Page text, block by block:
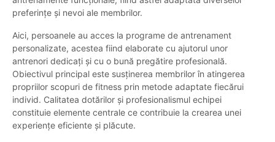
preferințe și nevoi ale membrilor.
Aici, persoanele au acces la programe de antrenament
personalizate, acestea fiind elaborate cu ajutorul unor
antrenori dedicați și cu o bună pregătire profesională.
Obiectivul principal este susținerea membrilor în atingerea
propriilor scopuri de fitness prin metode adaptate fiecărui
individ. Calitatea dotărilor și profesionalismul echipei
constituie elemente centrale ce contribuie la crearea unei
experiențe eficiente și plăcute.